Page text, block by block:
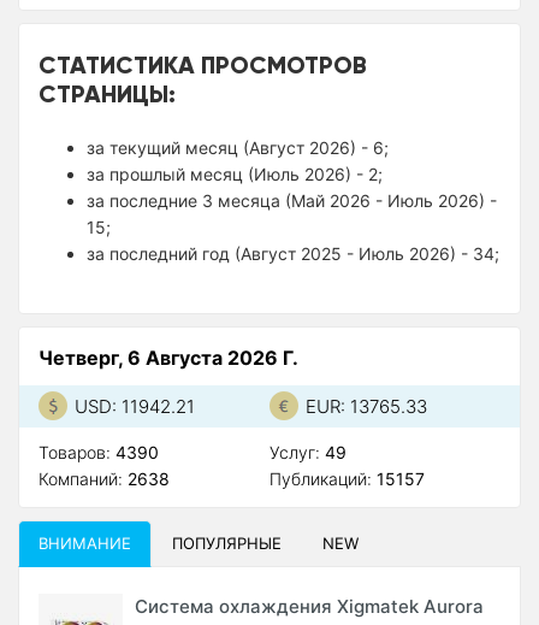
СТАТИСТИКА ПРОСМОТРОВ
СТРАНИЦЫ:
за текущий месяц (Август 2026) - 6;
за прошлый месяц (Июль 2026) - 2;
за последние 3 месяца (Май 2026 - Июль 2026) -
15;
за последний год (Август 2025 - Июль 2026) - 34;
Четверг, 6 Августа 2026 Г.
USD: 11942.21 EUR: 13765.33
Товаров: 4390
Компаний: 2638
Услуг: 49
Публикаций: 15157
ВНИМАНИЕ ПОПУЛЯРНЫЕ NEW
Система охлаждения Xigmatek Aurora